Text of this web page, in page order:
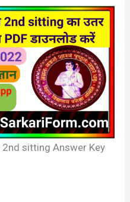
sitting Answer Key